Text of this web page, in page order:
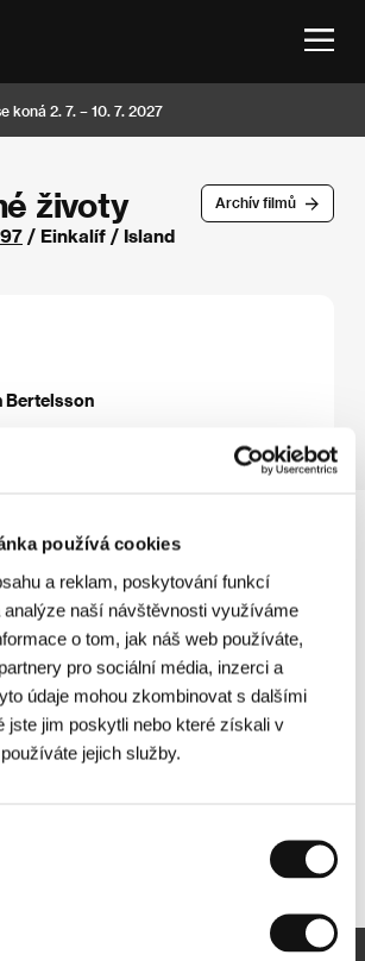
používá cookies
a reklam, poskytování funkcí
naší návštěvnosti využíváme
o tom, jak náš web používáte,
pro sociální média, inzerci a
údaje mohou zkombinovat s dalšími
jste jim poskytli nebo které získali v
jejich služby.
koná 2. 7. – 10. 7. 2027
Archív filmů
životy
/ Einkalíf / Island
Bertelsson